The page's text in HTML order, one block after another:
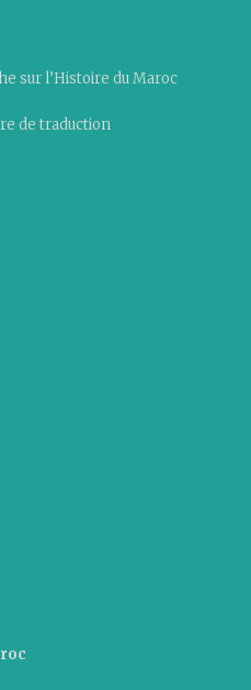
sur l’Histoire du Maroc
de traduction